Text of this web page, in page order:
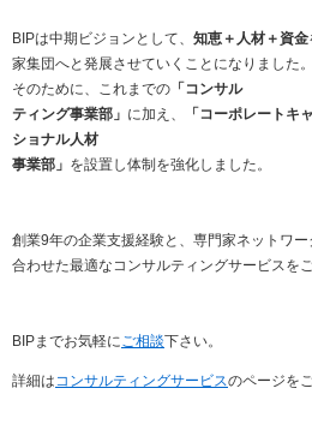
BIPは中期ビジョンとして、 知恵＋人材＋資金
家集団へと発展させていくことになりました。
そのために、これまでの 「コンサル
ティング事業部」 に加え、 「コーポレートキ
ショナル人材
事業部」 を設置し体制を強化しました。
創業9年の企業支援経験と、専門家ネットワ
合わせた最適なコンサルティングサービスを
BIPまでお気軽にご相談下さい。
詳細はコンサルティングサービスのページを